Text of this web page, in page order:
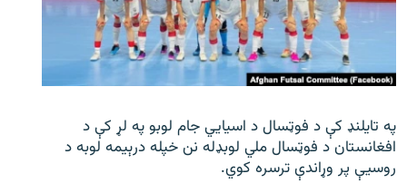
په تایلنډ کې د فوټسال د اسیایي جام لوبو په لړ کې د
افغانستان د فوټسال ملي لوبډله نن خپله درېیمه لوبه د
روسیې پر وړاندې ترسره کوي.